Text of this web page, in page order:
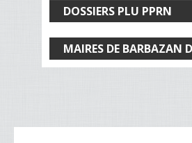
DOSSIERS PLU PPRN
MAIRES DE BARBAZAN